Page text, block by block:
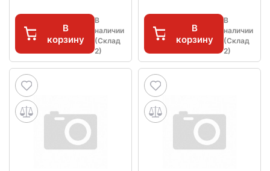
В
корзину
В
наличии
(Склад
2)
В
корзину
В
наличии
(Склад
2)